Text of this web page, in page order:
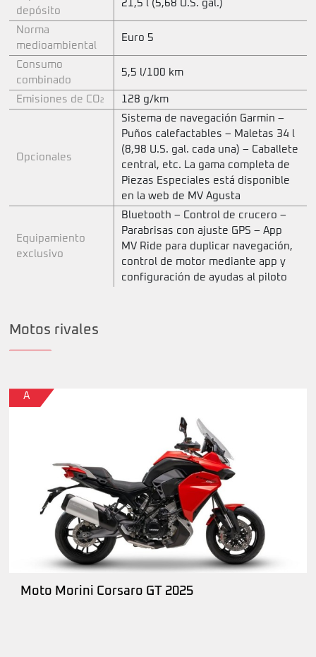
depósito
21,5 l (5,68 U.S. gal.)
Norma
medioambiental
Euro 5
Consumo
combinado
5,5 l/100 km
Emisiones de CO₂ 128 g/km
Opcionales
Sistema de navegación Garmin –
Puños calefactables – Maletas 34 l
(8,98 U.S. gal. cada una) – Caballete
central, etc. La gama completa de
Piezas Especiales está disponible
en la web de MV Agusta
Equipamiento
exclusivo
Bluetooth – Control de crucero –
Parabrisas con ajuste GPS – App
MV Ride para duplicar navegación,
control de motor mediante app y
configuración de ayudas al piloto
Motos rivales
A
Moto Morini Corsaro GT 2025